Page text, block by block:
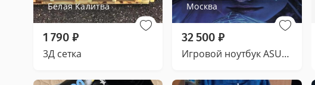
Белая Калитва
1 790 ₽
3Д сетка
Москва
32 500 ₽
Игровой ноутбук ASUS Ryzen 5 GTX 1650